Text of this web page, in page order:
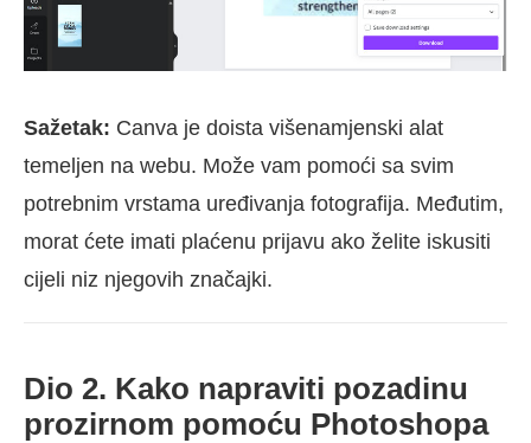
Sažetak: Canva je doista višenamjenski alat
temeljen na webu. Može vam pomoći sa svim
potrebnim vrstama uređivanja fotografija. Međutim,
morat ćete imati plaćenu prijavu ako želite iskusiti
cijeli niz njegovih značajki.
Dio 2. Kako napraviti pozadinu
prozirnom pomoću Photoshopa